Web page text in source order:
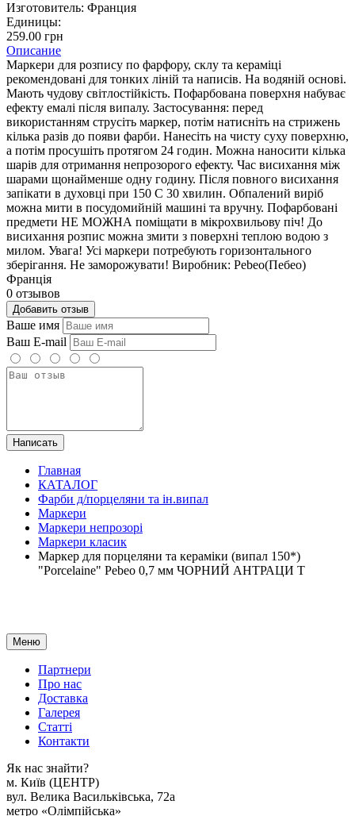
Изготовитель: Франция
Единицы:
259.00 грн
Описание
Маркери для розпису по фарфору, склу та кераміці
рекомендовані для тонких ліній та написів. На водяній основі.
Мають чудову світлостійкість. Пофарбована поверхня набуває
ефекту емалі після випалу. Застосування: перед
використанням струсіть маркер, потім натисніть на стрижень
кілька разів до появи фарби. Нанесіть на чисту суху поверхню,
а потім просушіть протягом 24 годин. Можна наносити кілька
шарів для отримання непрозорого ефекту. Час висихання між
шарами щонайменше одну годину. Після повного висихання
запікати в духовці при 150 С 30 хвилин. Обпалений виріб
можна мити в посудомийній машині та вручну. Пофарбовані
предмети НЕ МОЖНА поміщати в мікрохвильову піч! До
висихання розпис можна змити з поверхні теплою водою з
милом. Увага! Усі маркери потребують горизонтального
зберігання. Не заморожувати! Виробник: Pebeo(Пебео)
Франція
0 отзывов
Добавить отзыв
Ваше имя
Ваш E-mail
Написать
Главная
КАТАЛОГ
Фарби д/порцеляни та ін.випал
Маркери
Маркери непрозорі
Маркери класик
Маркер для порцеляни та кераміки (випал 150*)
"Porcelaine" Pebeo 0,7 мм ЧОРНИЙ АНТРАЦИ Т
Меню
Партнери
Про нас
Доставка
Галерея
Статтi
Контакти
Як наc знайти?
м. Киïв (ЦЕНТР)
вул. Велика Васильківська, 72а
метро «Олімпійська»